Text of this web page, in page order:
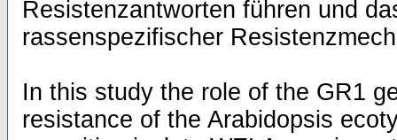
Resistenzantworten führen und
rassenspezifischer
In this study the role of the GR1
resistance of the Arabidopsis